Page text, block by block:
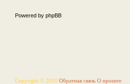
Powered by phpBB
Copyright © 2010 Обратная связь О проекте